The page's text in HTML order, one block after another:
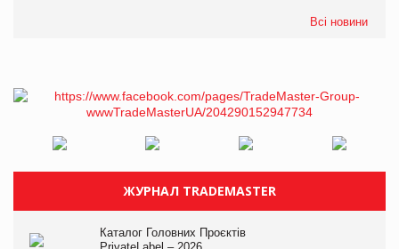
Всі новини
ЖУРНАЛ TRADEMASTER
Каталог Головних Проєктів